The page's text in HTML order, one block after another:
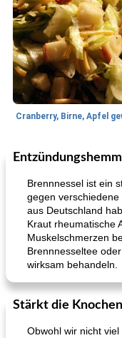
Lamm
Brennnessel ist ein
gegen
aus Deutschland
Kraut rheumatische
Muskelschmerzen
Brennnesseltee
wirksam behandeln.
Stärkt die Knochen
Obwohl wir nicht